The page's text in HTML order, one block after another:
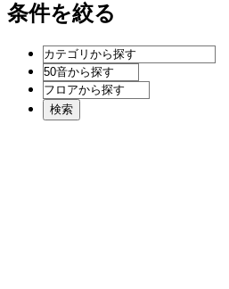
条件を絞る